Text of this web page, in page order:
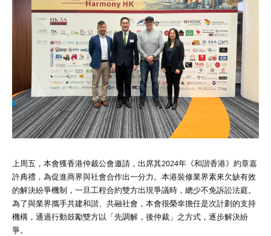
上周五，本會獲香港仲裁公會邀請，出席其2024年《和諧香港》約章嘉
許典禮，為促進商界與社會合作出一分力。本港裝修業界素來欠缺有效
的解決紛爭機制，一旦工程合約雙方出現爭議時，總少不免訴訟法庭。
為了與業界攜手共建和諧、共融社會，本會很榮幸擔任是次計劃的支持
機構，通過行動鼓勵雙方以「先調解，後仲裁」之方式，逐步解決紛
爭。